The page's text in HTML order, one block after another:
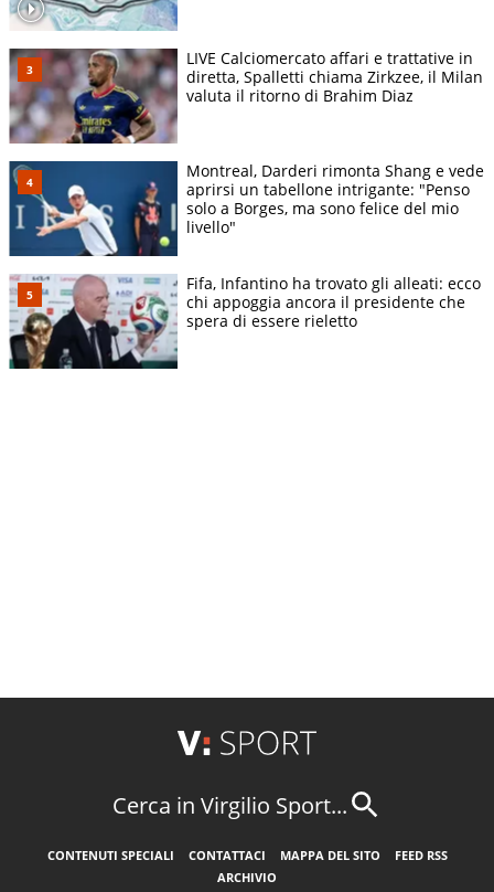
LIVE Calciomercato affari e trattative in
diretta, Spalletti chiama Zirkzee, il Milan
valuta il ritorno di Brahim Diaz
Montreal, Darderi rimonta Shang e vede
aprirsi un tabellone intrigante: "Penso
solo a Borges, ma sono felice del mio
livello"
Fifa, Infantino ha trovato gli alleati: ecco
chi appoggia ancora il presidente che
spera di essere rieletto
Cerca in Virgilio Sport...
CONTENUTI SPECIALI CONTATTACI MAPPA DEL SITO
FEED RSS
ARCHIVIO